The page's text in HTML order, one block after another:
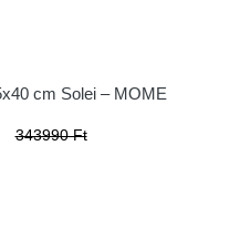
cm Solei – MOME
343990 Ft